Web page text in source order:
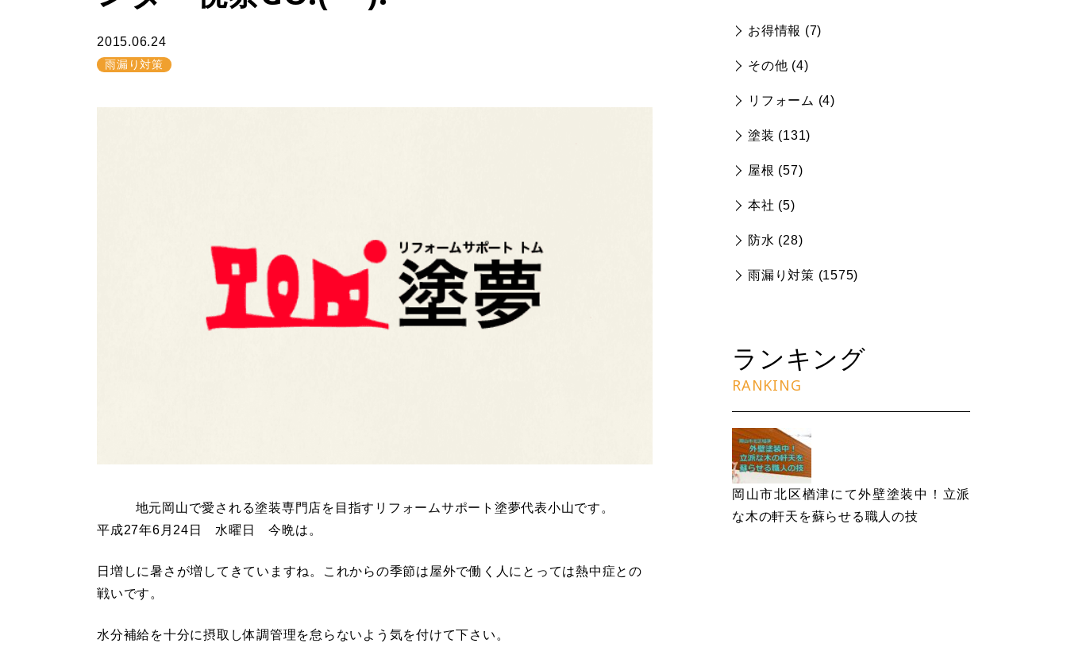
2015.06.24
雨漏り対策
地元岡山で愛される塗装専門店を目指すリフォームサポート塗夢代表小山です。
平成27年6月24日 水曜日 今晩は。
日増しに暑さが増してきていますね。これからの季節は屋外で働く人にとっては熱中症との
戦いです。
水分補給を十分に摂取し体調管理を怠らないよう気を付けて下さい。
お得情報 (7)
その他 (4)
リフォーム (4)
塗装 (131)
屋根 (57)
本社 (5)
防水 (28)
雨漏り対策 (1575)
ランキング
RANKING
岡山市北区楢津にて外壁塗装中！立派
な木の軒天を蘇らせる職人の技